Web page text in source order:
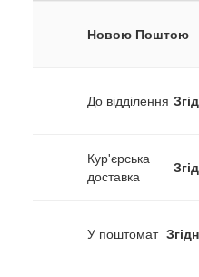
Новою Поштою
До відділення
Кур'єрська
доставка
У поштомат